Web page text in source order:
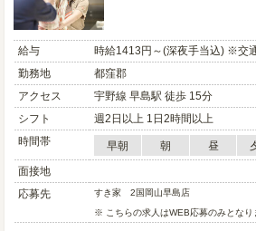
給与
時給1413円～(深夜手当込) ※交
勤務地
都窪郡
アクセス
宇野線 早島駅 徒歩 15分
シフト
週2日以上 1日2時間以上
時間帯
早朝 朝 昼
面接地
応募先
すき家 2国岡山早島店
※ こちらの求人はWEB応募のみとなり